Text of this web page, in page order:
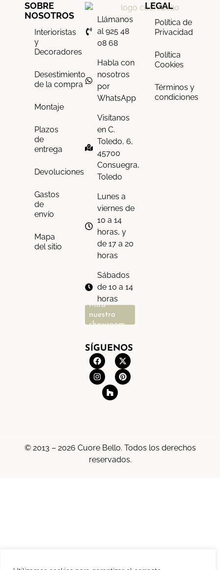
SOBRE
NOSOTROS
Interioristas
y
Decoradores
Desestimiento
de la compra
Montaje
Plazos
de
entrega
Devoluciones
Gastos
de
envío
Mapa
del sitio
Llámanos
al 925 48
08 68
Habla con
nosotros
por
WhatsApp
Visítanos
en C.
Toledo, 6,
45700
Consuegra,
Toledo
Lunes a
viernes de
10 a 14
horas, y
de 17 a 20
horas
Sábados
de 10 a 14
horas
Mira
nuestro
showroom
SÍGUENOS
LEGAL
Política de
Privacidad
Política
Cookies
Términos y
condiciones
© 2013 – 2026 Cuore Bello. Todos los derechos
reservados.